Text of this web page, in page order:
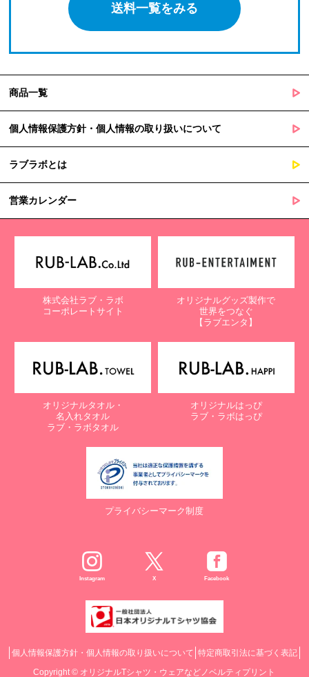
送料一覧をみる
商品一覧
個人情報保護方針・個人情報の取り扱いについて
ラブラボとは
営業カレンダー
株式会社ラブ・ラボ
コーポレートサイト
オリジナルグッズ製作で
世界をつなぐ
【ラブエンタ】
オリジナルタオル・
名入れタオル
ラブ・ラボタオル
オリジナルはっぴ
ラブ・ラボはっぴ
プライバシーマーク制度
Instagram X Facebook
個人情報保護方針・個人情報の取り扱いについて 特定商取引法に基づく表記
Copyright © オリジナルTシャツ・ウェアなどノベルティプリント